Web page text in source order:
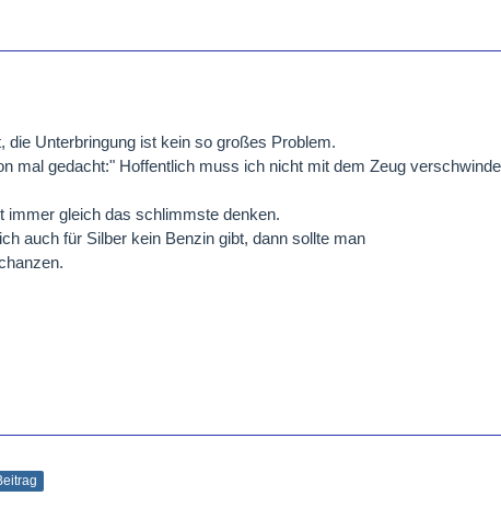
die Unterbringung ist kein so großes Problem.
mal gedacht:" Hoffentlich muss ich nicht mit dem Zeug
immer gleich das schlimmste denken.
auch für Silber kein Benzin gibt, dann sollte man